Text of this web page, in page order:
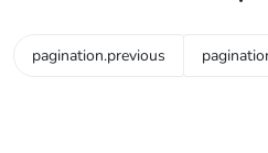
pagination.previous